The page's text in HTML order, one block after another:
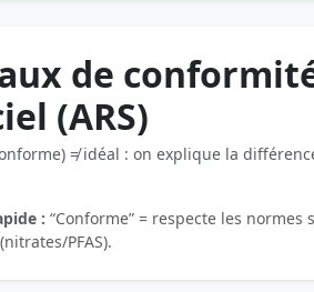
de
(ARS)
≠ idéal : on explique la
: “Conforme” = respecte les
PFAS).